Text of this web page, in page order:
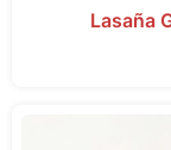
Lasaña